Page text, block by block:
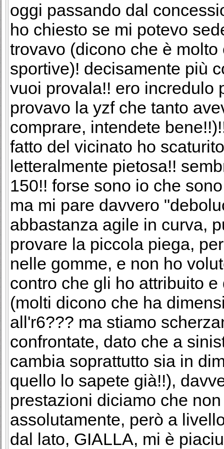
oggi passando dal
ho chiesto se mi potevo
trovavo (dicono che è
sportive)! decisamente più
vuoi provala!! ero incredulo
provavo la yzf che tanto
comprare, intendete
fatto del vicinato ho
letteralmente pietosa!!
150!! forse sono io che
ma mi pare davvero
abbastanza agile in curva,
provare la piccola piega,
nelle gomme, e non ho
contro che gli ho attribuito
(molti dicono che ha
all'r6??? ma stiamo
confrontate, dato che a
cambia soprattutto sia in
quello lo sapete già!!),
prestazioni diciamo che
assolutamente, però a
dal lato, GIALLA, mi è